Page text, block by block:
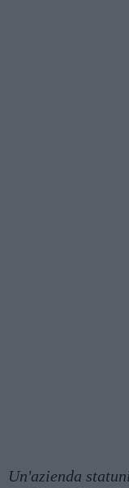
Un'azienda